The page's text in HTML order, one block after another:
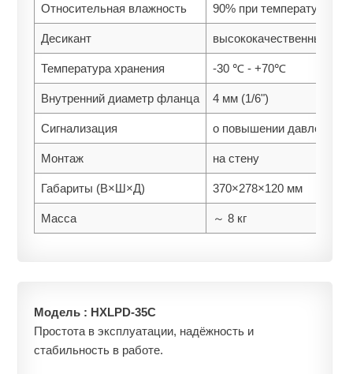
Относительная влажность 90% при температуре
Десикант высококачественный
Температура хранения -30 ℃ - +70℃
Внутренний диаметр фланца 4 мм (1/6")
Сигнализация о повышении давления,
Монтаж на стену
Габариты (В×Ш×Д) 370×278×120 мм
Масса ～ 8 кг
Модель : HXLPD-35C
Простота в эксплуатации, надёжность и
стабильность в работе.